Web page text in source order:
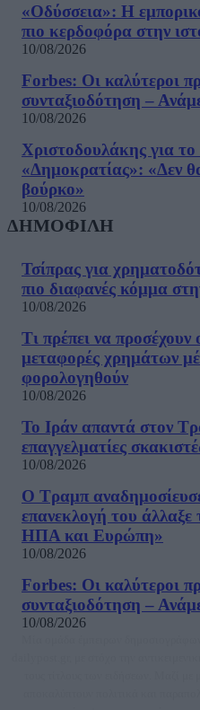
«Οδύσσεια»: Η
πιο κερδοφόρα στην
10/08/2026
Forbes: Οι καλύτεροι
συνταξιοδότηση –
10/08/2026
Χριστοδουλάκης για
«Δημοκρατίας»: «Δεν
βούρκο»
10/08/2026
ΔΗΜΟΦΙΛΗ
Τσίπρας για
πιο διαφανές κόμμα
10/08/2026
Τι πρέπει να προσέχουν
μεταφορές χρημάτων
φορολογηθούν
10/08/2026
Το Ιράν απαντά στον
επαγγελματίες
10/08/2026
Ο Τραμπ
επανεκλογή του άλλαξε
ΗΠΑ και Ευρώπη»
10/08/2026
Forbes: Οι καλύτεροι
συνταξιοδότηση –
10/08/2026